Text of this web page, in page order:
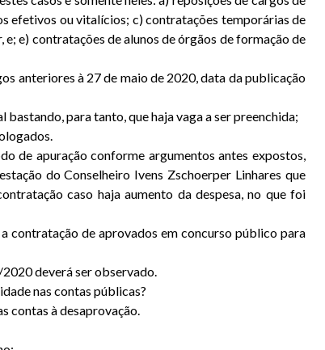
efetivos ou vitalícios; c) contratações temporárias de
e) contratações de alunos de órgãos de formação de
anteriores à 27 de maio de 2020, data da publicação
para tanto, que haja vaga a ser preenchida;
de apuração conforme argumentos antes expostos,
do Conselheiro Ivens Zschoerper Linhares que
caso haja aumento da despesa, no que foi
contratação de aprovados em concurso público para
deverá ser observado.
nas contas públicas?
contas à desaprovação.